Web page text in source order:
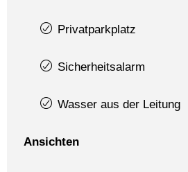
Privatparkplatz
Sicherheitsalarm
Wasser aus der Leitung
Ansichten